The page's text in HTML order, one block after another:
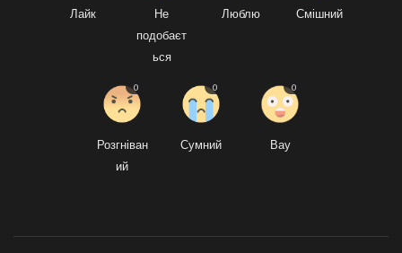
Лайк
Не
подобаєт
ься
Люблю Смішний
Розгніван
ий
0
Сумний
0
Вау
0